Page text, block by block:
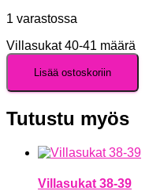
1 varastossa
Villasukat 40-41 määrä
Lisää ostoskoriin
Tutustu myös
Villasukat 38-39